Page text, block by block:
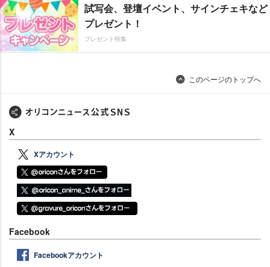
試写会、登壇イベント、サインチェキなど
プレゼント！
プレゼント特集
このページのトップへ
X
Xアカウント
Facebook
Facebookアカウント